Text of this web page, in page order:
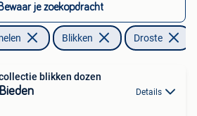
Bewaar je zoekopdracht
Blikken Droste
blikken dozen
Bieden Details